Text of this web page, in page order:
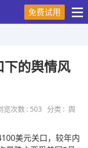
免费试用
的舆情风
览次数 : 503 分类 : 舆
美元关口，较年内